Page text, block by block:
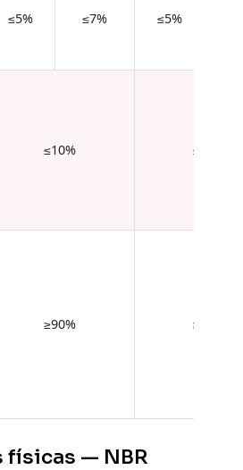
≤5% ≤7% ≤5%
≤10% ≤15%
≥90% ≥88%
físicas — NBR